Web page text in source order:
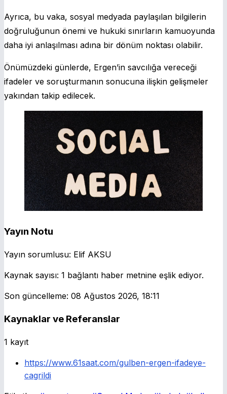
Ayrıca, bu vaka, sosyal medyada paylaşılan bilgilerin
doğruluğunun önemi ve hukuki sınırların kamuoyunda
daha iyi anlaşılması adına bir dönüm noktası olabilir.
Önümüzdeki günlerde, Ergen’in savcılığa vereceği
ifadeler ve soruşturmanın sonucuna ilişkin gelişmeler
yakından takip edilecek.
Yayın Notu
Yayın sorumlusu: Elif AKSU
Kaynak sayısı: 1 bağlantı haber metnine eşlik ediyor.
Son güncelleme: 08 Ağustos 2026, 18:11
Kaynaklar ve Referanslar
1 kayıt
https://www.61saat.com/gulben-ergen-ifadeye-
cagrildi